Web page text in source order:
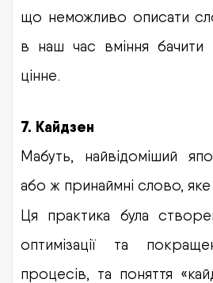
що неможливо описати
в наш час вміння бачити
цінне.
7. Кайдзен
Мабуть, найвідоміший
або ж принаймні слово,
Ця практика була
оптимізації та
процесів, та поняття